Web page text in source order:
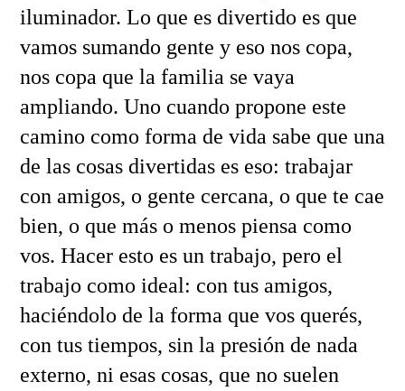
iluminador. Lo que es divertido es que
vamos sumando gente y eso nos copa,
nos copa que la familia se vaya
ampliando. Uno cuando propone este
camino como forma de vida sabe que una
de las cosas divertidas es eso: trabajar
con amigos, o gente cercana, o que te cae
bien, o que más o menos piensa como
vos. Hacer esto es un trabajo, pero el
trabajo como ideal: con tus amigos,
haciéndolo de la forma que vos querés,
con tus tiempos, sin la presión de nada
externo, ni esas cosas, que no suelen